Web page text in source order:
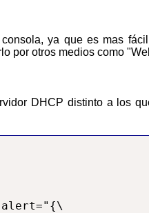
por otros medios como
DHCP distinto a los
alert="{\